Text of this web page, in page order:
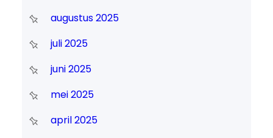
augustus 2025
juli 2025
juni 2025
mei 2025
april 2025